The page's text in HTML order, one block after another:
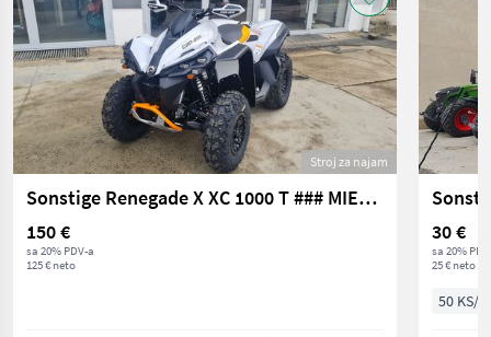
Stroj za najam
Sonstige Renegade X XC 1000 T ### MIETEN ###
150 €
sa 20% PDV-a
125 € neto
30 €
sa 20%
25 € neto
50 KS/